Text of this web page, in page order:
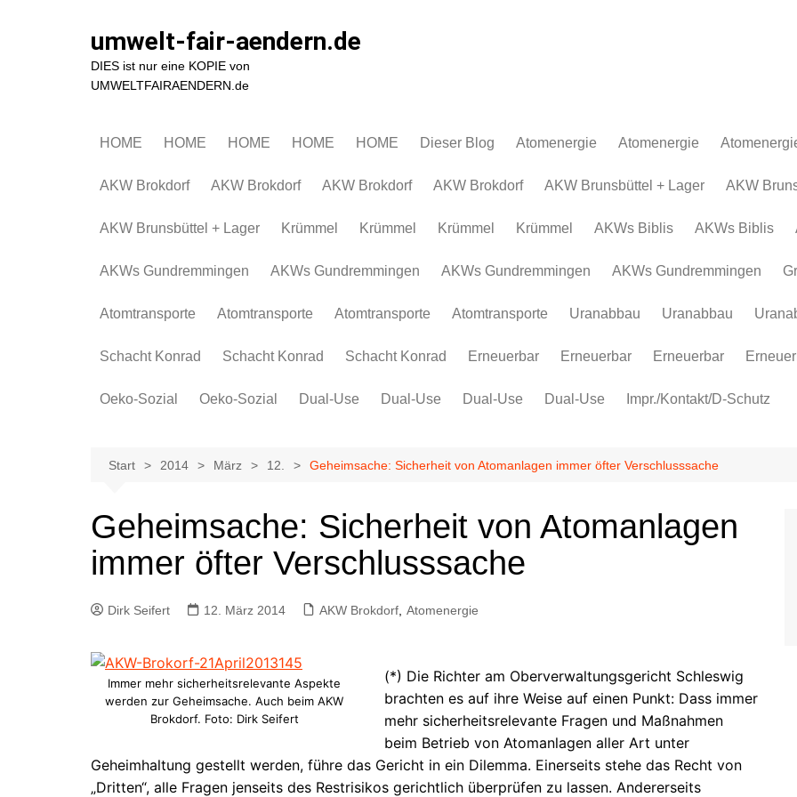
umwelt-fair-aendern.de
DIES ist nur eine KOPIE von
UMWELTFAIRAENDERN.de
HOME HOME HOME HOME HOME Dieser Blog Atomenergie
Atomkraftwerke
AKW
Krümmel
AKWs Biblis
Atomenergie
Atomkraftwerke
Atommüll
Rohstoffe und Konflikte
Atommüll
Rohstoffe
AKW Brokdorf AKW Brokdorf AKW Brokdorf AKW Brokdorf AKW Brunsbüttel + Lager AKW
AKW Brunsbüttel + Lager Krümmel Krümmel Krümmel Krümmel AKWs Biblis AKWs Biblis
AKWs Gundremmingen AKWs Gundremmingen AKWs Gundremmingen AKWs Gundremmingen
Atomtransporte Atomtransporte Atomtransporte Atomtransporte Uranabbau Uranabbau
Schacht Konrad Schacht Konrad Schacht Konrad Erneuerbar Erneuerbar Erneuerbar
Oeko-Sozial
Arbeitsplätze
IG Metall
Oeko-Sozial
Arbeitsplätze
IG Metall
Dual-Use Dual-Use Dual-Use Dual-Use Impr./Kontakt/D-Schutz
Start 2014 März 12. Geheimsache: Sicherheit von Atomanlagen immer öfter Verschlusssache
Geheimsache: Sicherheit von Atomanlagen
immer öfter Verschlusssache
Dirk Seifert 12. März 2014 AKW Brokdorf Atomenergie
Immer mehr sicherheitsrelevante Aspekte
werden zur Geheimsache. Auch beim AKW
Brokdorf. Foto: Dirk Seifert
(*) Die Richter am Oberverwaltungsgericht Schleswig
brachten es auf ihre Weise auf einen Punkt: Dass immer
mehr sicherheitsrelevante Fragen und Maßnahmen
beim Betrieb von Atomanlagen aller Art unter
Geheimhaltung gestellt werden, führe das Gericht in ein Dilemma. Einerseits stehe das Recht von
„Dritten“, alle Fragen jenseits des Restrisikos gerichtlich überprüfen zu lassen. Andererseits